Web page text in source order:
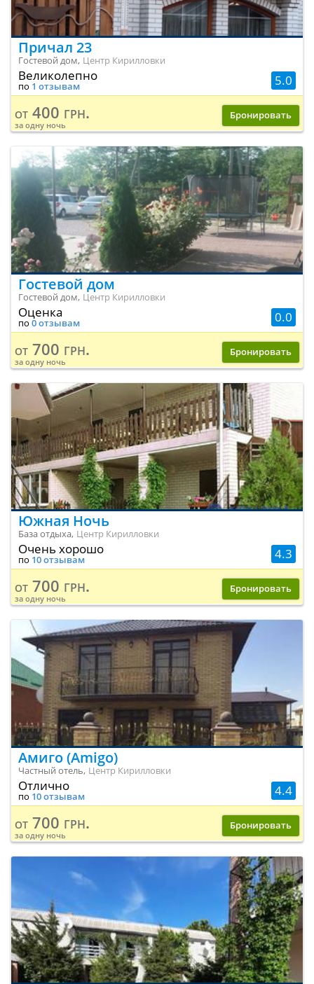
Причал 23
Гостевой дом, Центр Кирилловки
5.0
Великолепно
по 1 отзывам
от 400 грн.
за одну ночь
Бронировать
Гостевой дом
Гостевой дом, Центр Кирилловки
0.0
Оценка
по 0 отзывам
от 700 грн.
за одну ночь
Бронировать
Южная Ночь
База отдыха, Центр Кирилловки
4.3
Очень хорошо
по 10 отзывам
от 700 грн.
за одну ночь
Бронировать
Амиго (Amigo)
Частный отель, Центр Кирилловки
4.4
Отлично
по 10 отзывам
от 700 грн.
за одну ночь
Бронировать